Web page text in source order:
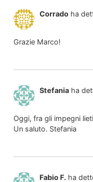
Corrado ha
Grazie Marco!
Stefania ha
Oggi, fra gli impegni
Un saluto. Stefania
Fabio F. ha